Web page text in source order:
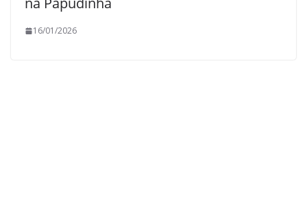
16/01/2026